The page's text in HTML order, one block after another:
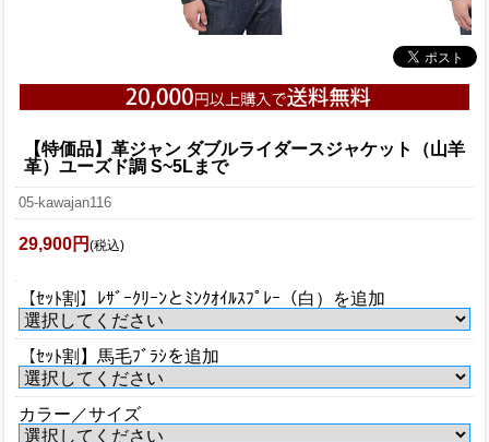
【特価品】革ジャン ダブルライダースジャケット（山羊
革）ユーズド調 S~5Lまで
05-kawajan116
29,900円 (税込)
【ｾｯﾄ割】ﾚｻﾞｰｸﾘｰﾝとﾐﾝｸｵｲﾙｽﾌﾟﾚｰ（白）を追加
【ｾｯﾄ割】馬毛ﾌﾞﾗｼを追加
カラー／サイズ